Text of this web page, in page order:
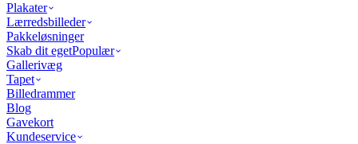
Plakater
Lærredsbilleder
Pakkeløsninger
Skab dit egetPopulær
Gallerivæg
Tapet
Billedrammer
Blog
Gavekort
Kundeservice